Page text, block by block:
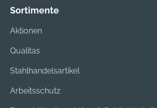
zum Aufbohren von
Blindnieten und
BohrlöchernDezente
sorgen für ein
ruhiges
Sortimente
Aktionen
Qualitas
Stahlhandelsartikel
Arbeitsschutz